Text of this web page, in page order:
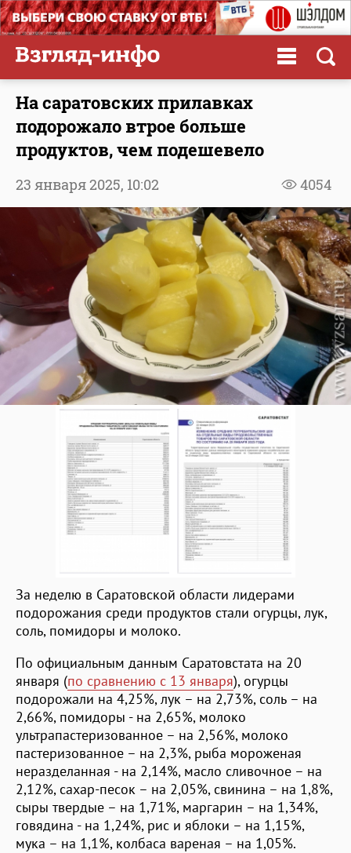
На саратовских прилавках
подорожало втрое больше
продуктов, чем подешевело
4054
23 января 2025, 10:02
За неделю в Саратовской области лидерами
подорожания среди продуктов стали огурцы, лук,
соль, помидоры и молоко.
По официальным данным Саратовстата на 20
января (по сравнению с 13 января), огурцы
подорожали на 4,25%, лук – на 2,73%, соль – на
2,66%, помидоры - на 2,65%, молоко
ультрапастеризованное – на 2,56%, молоко
пастеризованное – на 2,3%, рыба мороженая
неразделанная - на 2,14%, масло сливочное – на
2,12%, сахар-песок – на 2,05%, свинина – на 1,8%,
сыры твердые – на 1,71%, маргарин – на 1,34%,
говядина - на 1,24%, рис и яблоки – на 1,15%,
мука – на 1,1%, колбаса вареная – на 1,05%.